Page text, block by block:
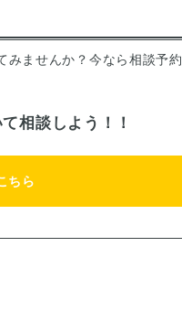
みませんか？今なら相談予約
相談しよう！！
ちら